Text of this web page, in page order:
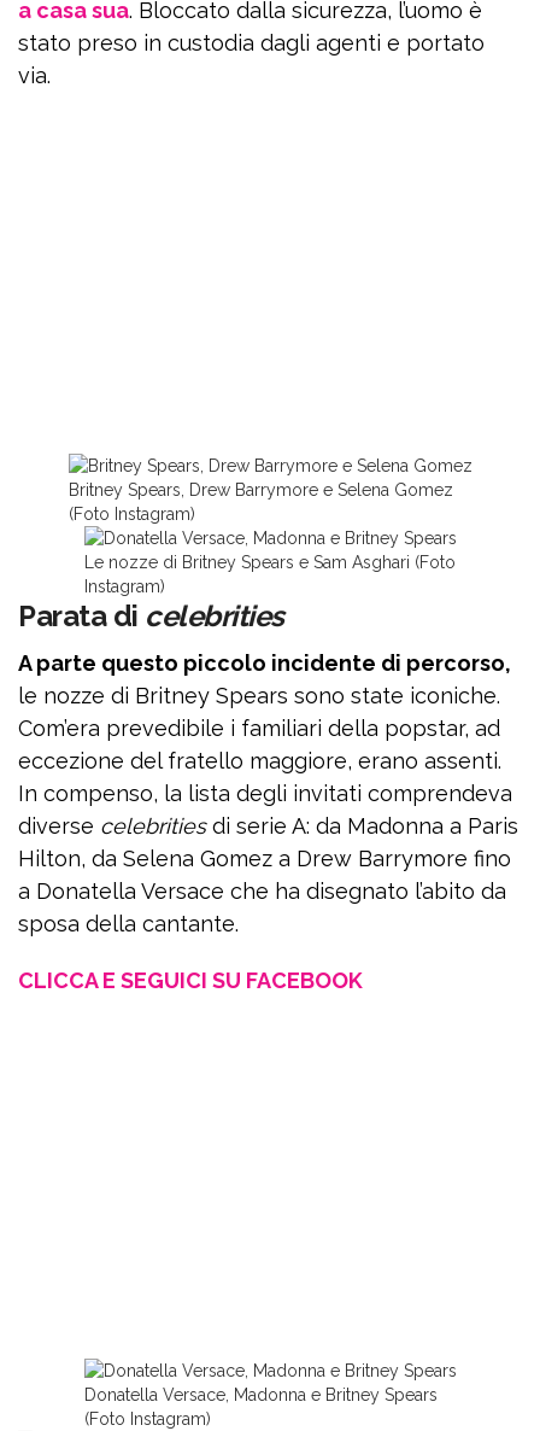
a casa sua. Bloccato dalla sicurezza, l’uomo è
stato preso in custodia dagli agenti e portato
via.
Britney Spears, Drew Barrymore e Selena Gomez
(Foto Instagram)
Le nozze di Britney Spears e Sam Asghari (Foto
Instagram)
Parata di celebrities
A parte questo piccolo incidente di percorso,
le nozze di Britney Spears sono state iconiche.
Com’era prevedibile i familiari della popstar, ad
eccezione del fratello maggiore, erano assenti.
In compenso, la lista degli invitati comprendeva
diverse celebritiesdi serie A: da Madonna a Paris
Hilton, da Selena Gomez a Drew Barrymore fino
a Donatella Versace che ha disegnato l’abito da
sposa della cantante.
CLICCA E SEGUICI SU FACEBOOK
Donatella Versace, Madonna e Britney Spears
(Foto Instagram)